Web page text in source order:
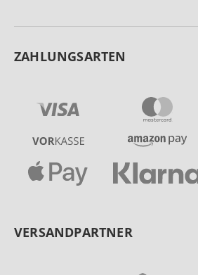
ZAHLUNGSARTEN
VERSANDPARTNER